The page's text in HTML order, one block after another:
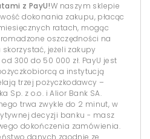
z PayU!W naszym sklepie
dokonania zakupu, płacąc
ratach, mogąc
oszczędności na
jeżeli zakupy
300 do 50 000 zł. PayU jest
a instytucją
trzej pożyczkodawcy –
Sp. z o.o. i Alior Bank SA.
trwa zwykle do 2 minut, w
decyzji banku - masz
dokończenia zamówienia.